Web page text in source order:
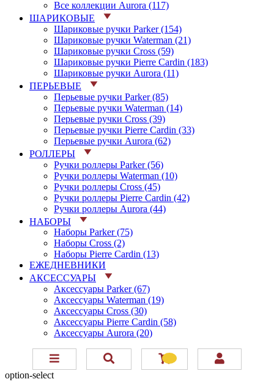
Все коллекции Aurora (117)
ШАРИКОВЫЕ
Шариковые ручки Parker (154)
Шариковые ручки Waterman (21)
Шариковые ручки Cross (59)
Шариковые ручки Pierre Cardin (183)
Шариковые ручки Aurora (11)
ПЕРЬЕВЫЕ
Перьевые ручки Parker (85)
Перьевые ручки Waterman (14)
Перьевые ручки Cross (39)
Перьевые ручки Pierre Cardin (33)
Перьевые ручки Aurora (62)
РОЛЛЕРЫ
Ручки роллеры Parker (56)
Ручки роллеры Waterman (10)
Ручки роллеры Cross (45)
Ручки роллеры Pierre Cardin (42)
Ручки роллеры Aurora (44)
НАБОРЫ
Наборы Parker (75)
Наборы Cross (2)
Наборы Pierre Cardin (13)
ЕЖЕДНЕВНИКИ
АКСЕССУАРЫ
Аксессуары Parker (67)
Аксессуары Waterman (19)
Аксессуары Cross (30)
Аксессуары Pierre Cardin (58)
Аксессуары Aurora (20)
option-select